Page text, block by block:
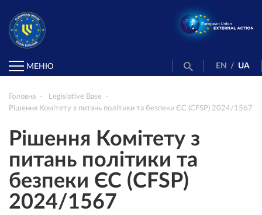
МЕНЮ EN / UA
Головна
Legislative Base
Рішення Комітету з питань політики та безпеки ЄС (CFSP) 2024/1567
Рішення Комітету з
питань політики та
безпеки ЄС (CFSP)
2024/1567